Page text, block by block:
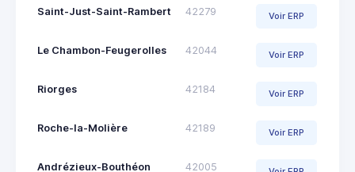
Saint-Just-Saint-Rambert 42279 Voir ERP
Le Chambon-Feugerolles 42044 Voir ERP
Riorges 42184 Voir ERP
Roche-la-Molière 42189 Voir ERP
Andrézieux-Bouthéon 42005